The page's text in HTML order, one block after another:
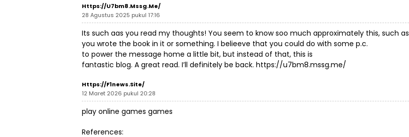
Https://u7bm8.mssg.me/
28 Agustus 2025 pukul 17:16
Its such aas you read my thoughts! You seem to know soo much approximately this, such as
you wrote the book in it or something. I belieeve that you could do with some p.c.
to power the message home a little bit, but instead of that, this is
fantastic blog. A great read. I’ll definitely be back. https://u7bm8.mssg.me/
Https://f1news.site/
12 Maret 2026 pukul 20:28
play online games games
References: